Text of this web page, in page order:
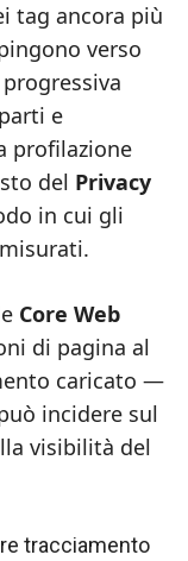
tag ancora più
verso
e
profilazione
del Privacy
in cui gli
Core Web
di pagina al
caricato —
incidere sul
visibilità del
tracciamento